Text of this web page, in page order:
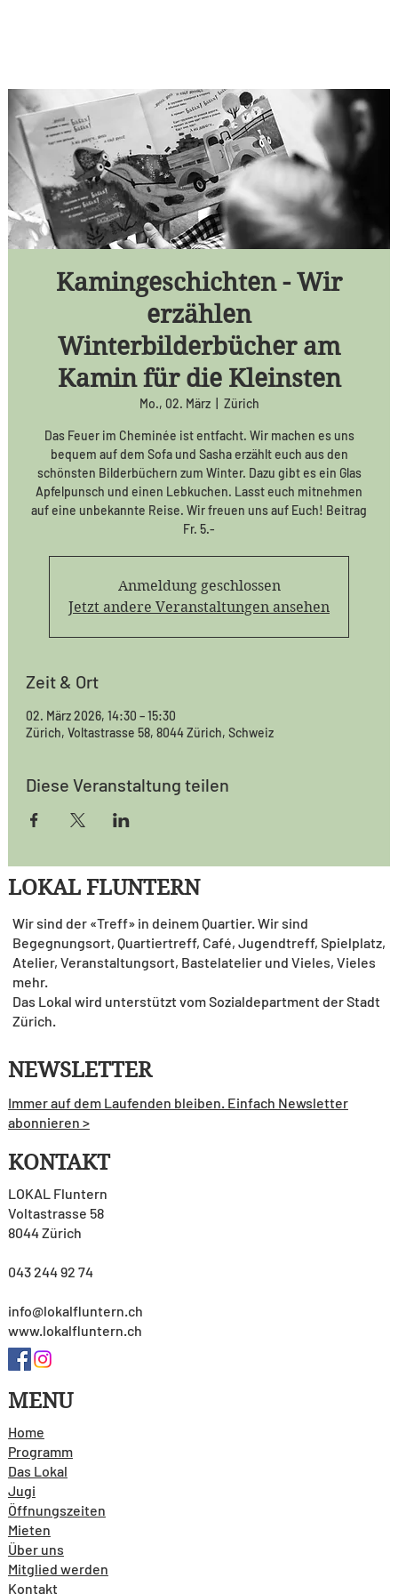
Kamingeschichten - Wir
erzählen
Winterbilderbücher am
Kamin für die Kleinsten
Mo., 02. März
  |
Zürich
Das Feuer im Cheminée ist entfacht. Wir machen es uns
bequem auf dem Sofa und Sasha erzählt euch aus den
schönsten Bilderbüchern zum Winter. Dazu gibt es ein Glas
Apfelpunsch und einen Lebkuchen. Lasst euch mitnehmen
auf eine unbekannte Reise. Wir freuen uns auf Euch! Beitrag
Fr. 5.-
Anmeldung geschlossen
Jetzt andere Veranstaltungen ansehen
Zeit & Ort
02. März 2026, 14:30 – 15:30
Zürich, Voltastrasse 58, 8044 Zürich, Schweiz
Diese Veranstaltung teilen
MENU
Home
Programm
Das Lokal
Jugi
Öffnungszeiten
Mieten
Über uns
Mitglied werden
Kontakt
KONTAKT
LOKAL Fluntern
Voltastrasse 58
8044 Zürich
043 244 92 74
info@lokalfluntern.ch
www.lokalfluntern.ch
LOKAL FLUNTERN
Wir sind der «Treff» in deinem Quartier. Wir sind
Begegnungsort, Quartiertreff, Café, Jugendtreff, Spielplatz,
Atelier, Veranstaltungsort, Bastelatelier und Vieles, Vieles
mehr.
Das Lokal wird unterstützt vom Sozialdepartment der Stadt
Zürich.
NEWSLETTER
Immer auf dem Laufenden bleiben. Einfach Newsletter
abonnieren >